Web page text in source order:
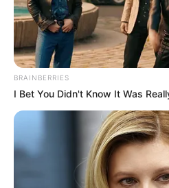
BRAINBERRIES
I Bet You Didn't Know It Was